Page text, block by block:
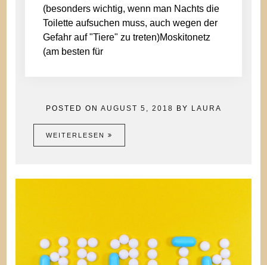
(besonders wichtig, wenn man Nachts die
Toilette aufsuchen muss, auch wegen der
Gefahr auf "Tiere" zu treten)Moskitonetz
(am besten für
POSTED ON AUGUST 5, 2018 BY LAURA
WEITERLESEN